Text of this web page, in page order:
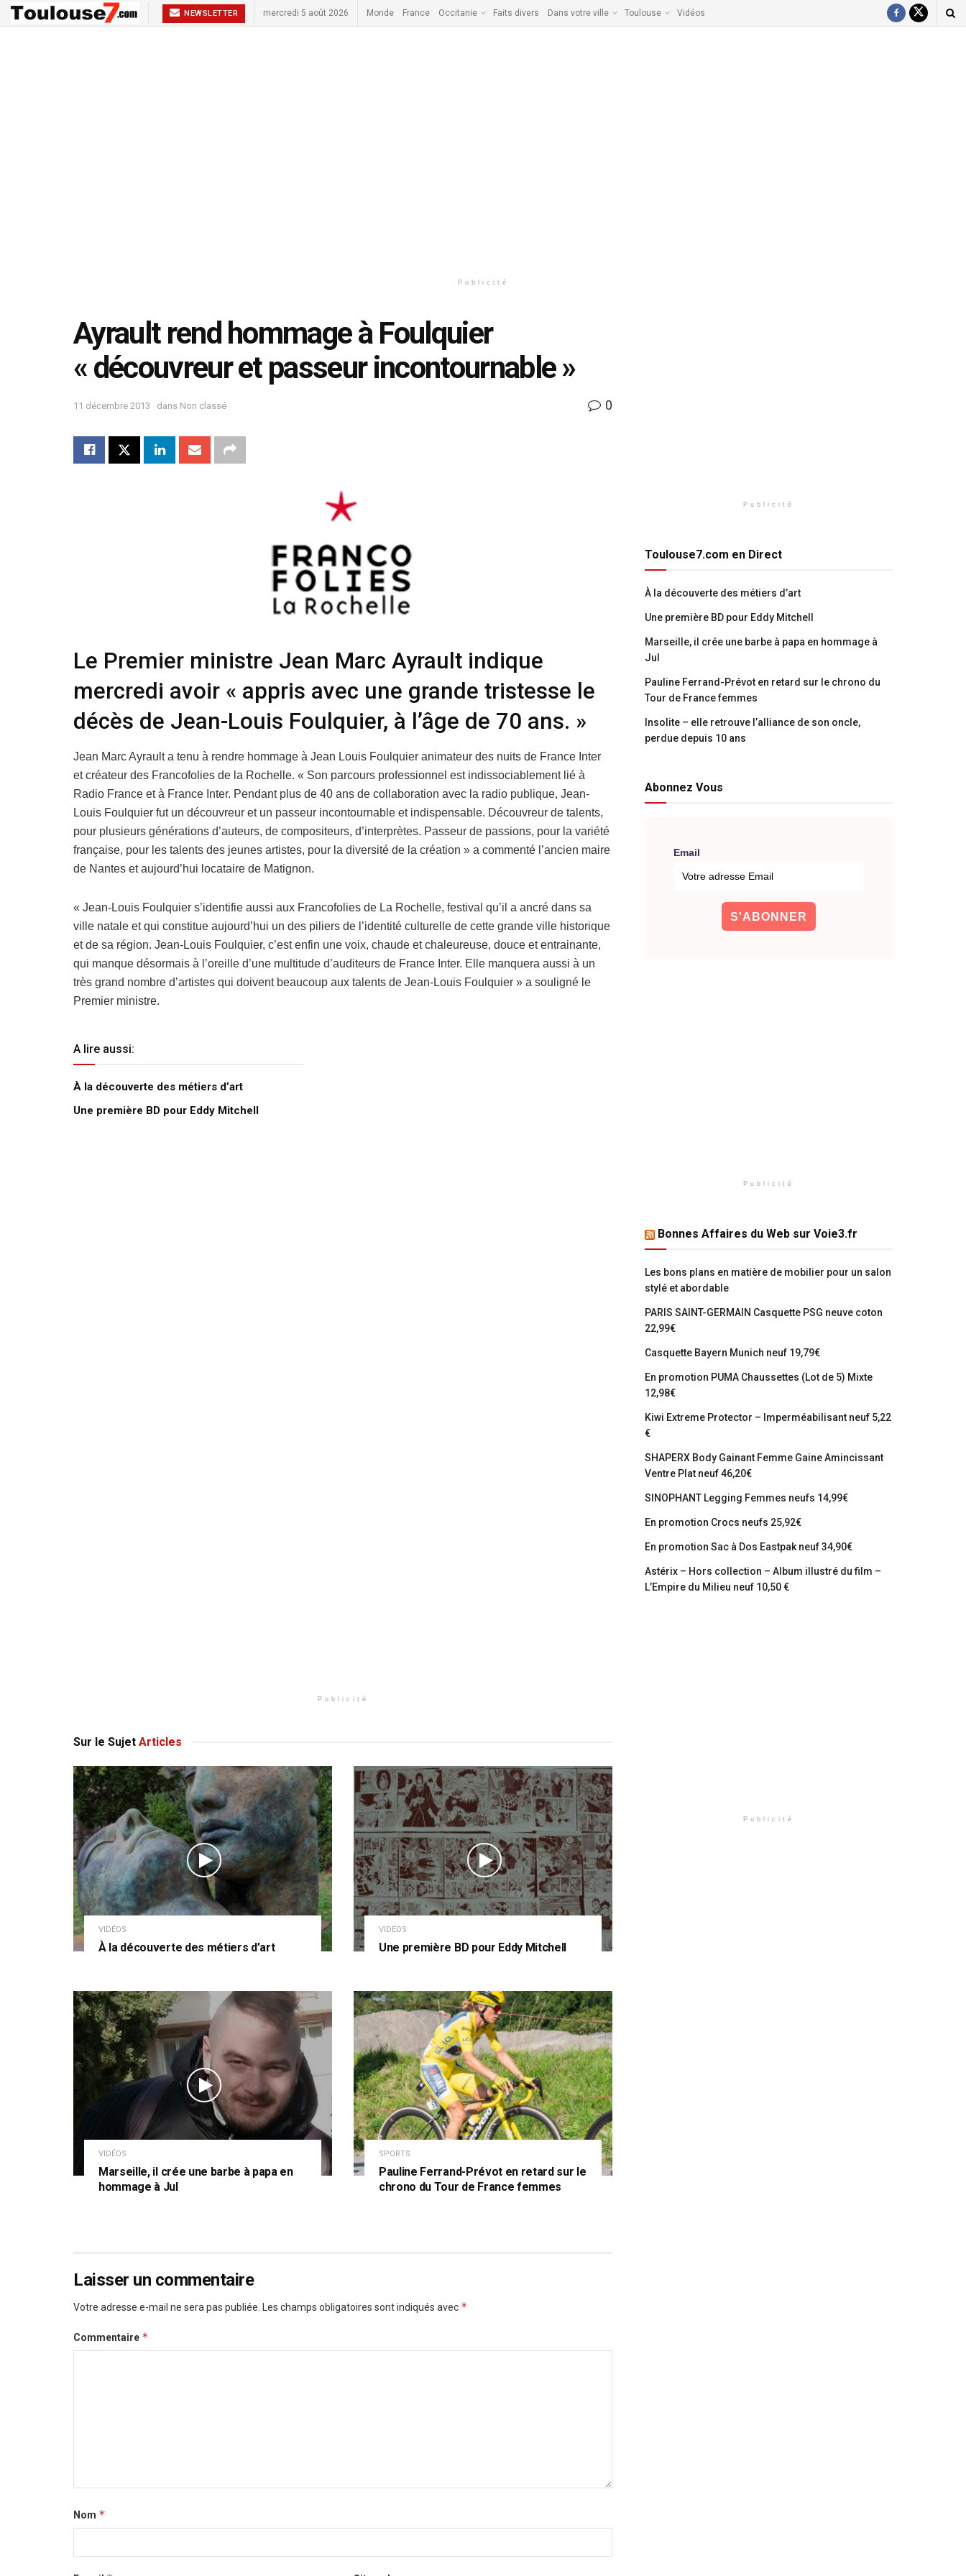
NEWSLETTER mercredi 5 août 2026 Monde France Occitanie Faits divers Dans votre ville Toulouse Vidéos
Publicité
Ayrault rend hommage à Foulquier
« découvreur et passeur incontournable »
11 décembre 2013 dans Non classé 0
Le Premier ministre Jean Marc Ayrault indique
mercredi avoir « appris avec une grande tristesse le
décès de Jean-Louis Foulquier, à l’âge de 70 ans. »
Jean Marc Ayrault a tenu à rendre hommage à Jean Louis Foulquier animateur des nuits de France Inter
et créateur des Francofolies de la Rochelle. « Son parcours professionnel est indissociablement lié à
Radio France et à France Inter. Pendant plus de 40 ans de collaboration avec la radio publique, Jean-
Louis Foulquier fut un découvreur et un passeur incontournable et indispensable. Découvreur de talents,
pour plusieurs générations d’auteurs, de compositeurs, d’interprètes. Passeur de passions, pour la variété
française, pour les talents des jeunes artistes, pour la diversité de la création » a commenté l’ancien maire
de Nantes et aujourd’hui locataire de Matignon.
« Jean-Louis Foulquier s’identifie aussi aux Francofolies de La Rochelle, festival qu’il a ancré dans sa
ville natale et qui constitue aujourd’hui un des piliers de l’identité culturelle de cette grande ville historique
et de sa région. Jean-Louis Foulquier, c’est enfin une voix, chaude et chaleureuse, douce et entrainante,
qui manque désormais à l’oreille d’une multitude d’auditeurs de France Inter. Elle manquera aussi à un
très grand nombre d’artistes qui doivent beaucoup aux talents de Jean-Louis Foulquier » a souligné le
Premier ministre.
A lire aussi:
À la découverte des métiers d’art
Une première BD pour Eddy Mitchell
Publicité
Sur le Sujet Articles
VIDÉOS
À la découverte des métiers d’art
VIDÉOS
Une première BD pour Eddy Mitchell
VIDÉOS
Marseille, il crée une barbe à papa en
hommage à Jul
SPORTS
Pauline Ferrand-Prévot en retard sur le
chrono du Tour de France femmes
Laisser un commentaire
Votre adresse e-mail ne sera pas publiée. Les champs obligatoires sont indiqués avec *
Commentaire *
Nom *
Publicité
Toulouse7.com en Direct
À la découverte des métiers d’art
Une première BD pour Eddy Mitchell
Marseille, il crée une barbe à papa en hommage à
Jul
Pauline Ferrand-Prévot en retard sur le chrono du
Tour de France femmes
Insolite – elle retrouve l’alliance de son oncle,
perdue depuis 10 ans
Abonnez Vous
Email
Publicité
Bonnes Affaires du Web sur Voie3.fr
Les bons plans en matière de mobilier pour un salon
stylé et abordable
PARIS SAINT-GERMAIN Casquette PSG neuve coton
22,99€
Casquette Bayern Munich neuf 19,79€
En promotion PUMA Chaussettes (Lot de 5) Mixte
12,98€
Kiwi Extreme Protector – Imperméabilisant neuf 5,22
€
SHAPERX Body Gainant Femme Gaine Amincissant
Ventre Plat neuf 46,20€
SINOPHANT Legging Femmes neufs 14,99€
En promotion Crocs neufs 25,92€
En promotion Sac à Dos Eastpak neuf 34,90€
Astérix – Hors collection – Album illustré du film –
L’Empire du Milieu neuf 10,50 €
Publicité